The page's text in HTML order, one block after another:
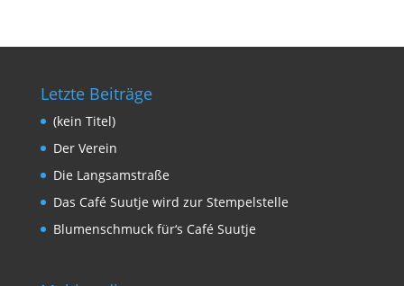
Letzte Beiträge
(kein Titel)
Der Verein
Die Langsamstraße
Das Café Suutje wird zur Stempelstelle
Blumenschmuck für‘s Café Suutje